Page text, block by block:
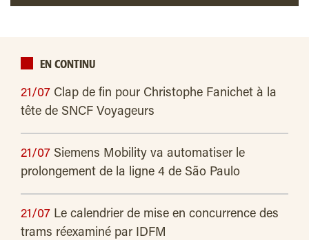
EN CONTINU
21/07 Clap de fin pour Christophe Fanichet à la
tête de SNCF Voyageurs
21/07 Siemens Mobility va automatiser le
prolongement de la ligne 4 de São Paulo
21/07 Le calendrier de mise en concurrence des
trams réexaminé par IDFM